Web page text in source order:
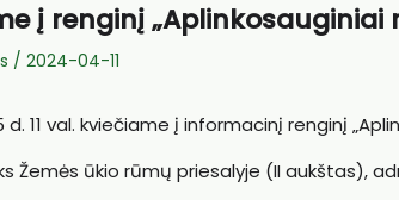
į renginį „Aplinkosauginiai
/ 2024-04-11
d. 11 val. kviečiame į informacinį renginį
Žemės ūkio rūmų priesalyje (II aukštas),